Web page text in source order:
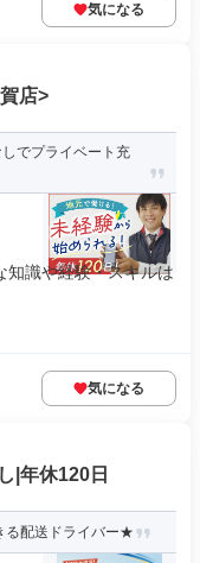
気になる
店>
でプライベート充
知識や経験・スキルは
気になる
|年休120日
る配送ドライバー★